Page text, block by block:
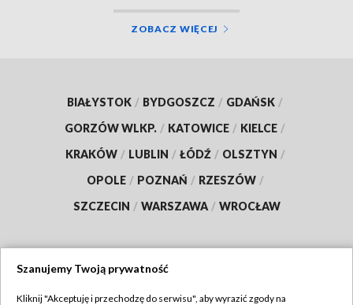
ZOBACZ WIĘCEJ
BIAŁYSTOK / BYDGOSZCZ / GDAŃSK /
GORZÓW WLKP. / KATOWICE / KIELCE /
KRAKÓW / LUBLIN / ŁÓDŹ / OLSZTYN /
OPOLE / POZNAŃ / RZESZÓW /
SZCZECIN / WARSZAWA / WROCŁAW
Szanujemy Twoją prywatność
Kliknij "Akceptuję i przechodzę do serwisu", aby wyrazić zgody na